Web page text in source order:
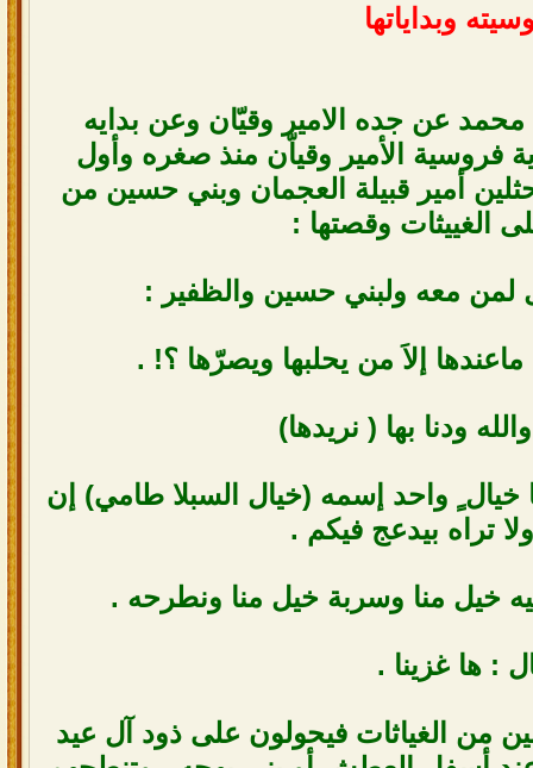
وبداياتها
محمد عن جده الامير وقيّان وعن بدايه
فروسية الأمير وقياّن منذ صغره وأول
أمير قبيلة العجمان وبني حسين من
الغييثات وقصتها :
لمن معه ولبني حسين والظفير :
إلاَ من يحلبها ويصرّها ؟! .
ودنا بها ( نريدها)
واحد إسمه (خيال السبلا طامي) إن
تراه بيدعج فيكم .
خيل منا وسربة خيل منا ونطرحه .
: ها غزينا .
من الغياثات فيحولون على ذود آل عيد